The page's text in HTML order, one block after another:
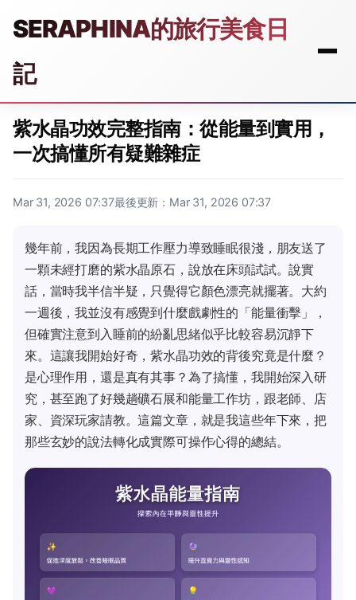
SERAPHINA的旅行美食日
記
紫水晶功效完整指南：從能量到實用，
一次搞懂所有疑難雜症
Mar 31, 2026 07:37最後更新：Mar 31, 2026 07:37
幾年前，我因為長期工作壓力導致睡眠很淺，朋友送了
一顆未經打磨的紫水晶原石，說放在床頭試試。說實
話，當時我半信半疑，只覺得它顏色漂亮就擺著。大約
一週後，我並沒有感覺到什麼戲劇性的「能量衝擊」，
但確實注意到入睡前的紛亂思緒似乎比較容易沉靜下
來。這讓我開始好奇，紫水晶功效的背後究竟是什麼？
是心理作用，還是真有其事？為了搞懂，我開始深入研
究，甚至跑了好幾趟礦石展和能量工作坊，跟老師、店
家、資深玩家請教。這篇文章，就是我這些年下來，把
那些玄妙的說法轉化成實際可操作心得的總結。